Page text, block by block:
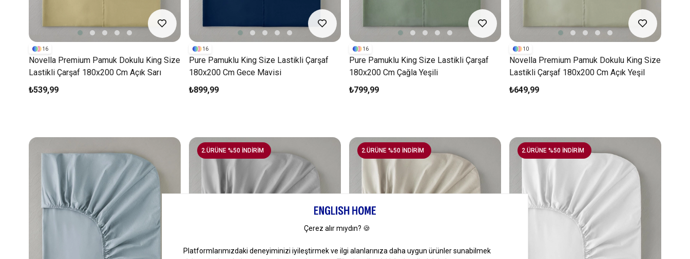
Novella Premium Pamuk Dokulu King Size
Lastikli Çarşaf 180x200 Cm Açık Sarı
₺539,99
16
Pure Pamuklu King Size Lastikli Çarşaf
180x200 Cm Gece Mavisi
₺899,99
16
Pure Pamuklu King Size Lastikli Çarşaf
180x200 Cm Çağla Yeşili
₺799,99
16
Novella Premium Pamuk Dokulu King Size
Lastikli Çarşaf 180x200 Cm Açık Yeşil
₺649,99
10
2.ÜRÜNE %50 İNDİRİM 2.ÜRÜNE %50 İNDİRİM 2.ÜRÜNE %50 İNDİRİM